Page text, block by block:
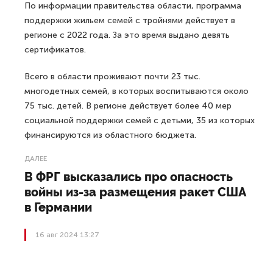
По информации правительства области, программа
поддержки жильем семей с тройнями действует в
регионе с 2022 года. За это время выдано девять
сертификатов.
Всего в области проживают почти 23 тыс.
многодетных семей, в которых воспитываются около
75 тыс. детей. В регионе действует более 40 мер
социальной поддержки семей с детьми, 35 из которых
финансируются из областного бюджета.
ДАЛЕЕ
В ФРГ высказались про опасность
войны из-за размещения ракет США
в Германии
16 авг 2024 13:27